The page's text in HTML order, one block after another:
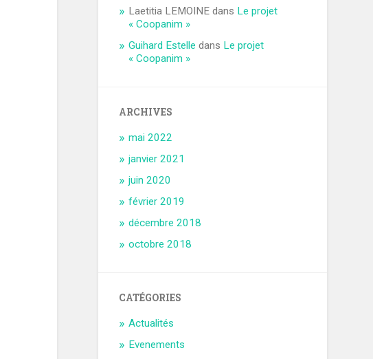
Laetitia LEMOINE dans Le projet
« Coopanim »
Guihard Estelle dans Le projet
« Coopanim »
ARCHIVES
mai 2022
janvier 2021
juin 2020
février 2019
décembre 2018
octobre 2018
CATÉGORIES
Actualités
Evenements